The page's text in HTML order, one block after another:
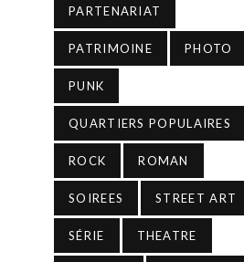
PARTENARIAT
PATRIMOINE PHOTO
PUNK
QUARTIERS POPULAIRES
ROCK ROMAN
SOIREES STREET ART
SÉRIE THEATRE